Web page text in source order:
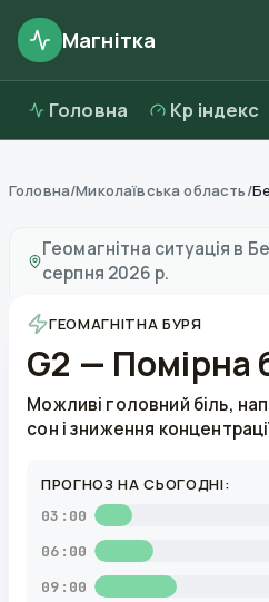
Магнітка
Головна Kp індекс
Головна/Миколаївська область/
Геомагнітна ситуація в
серпня 2026 р.
ГЕОМАГНІТНА БУРЯ
G2 — Помірна
Можливі головний біль,
сон і зниження
ПРОГНОЗ НА СЬОГОДНІ:
03:00
06:00
09:00